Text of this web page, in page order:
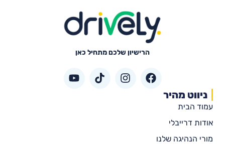
הרישיון שלכם מתחיל כאן
ניווט מהיר
עמוד הבית
אודות דרייבלי
מורי הנהיגה שלנו